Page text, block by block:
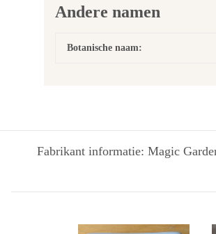
Andere namen
Botanische naam:
Fabrikant informatie: Magic